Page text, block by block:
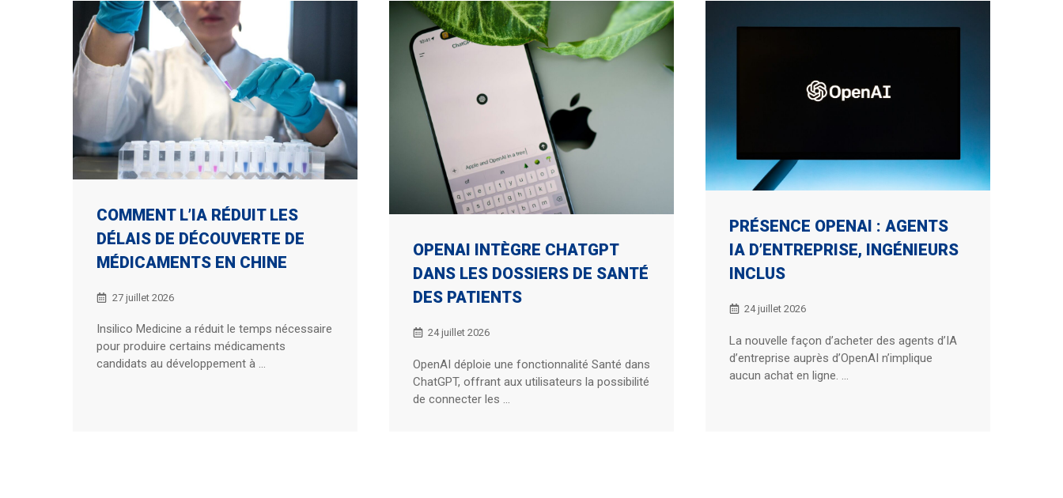
COMMENT L’IA RÉDUIT LES
DÉLAIS DE DÉCOUVERTE DE
MÉDICAMENTS EN CHINE
27 juillet 2026
Insilico Medicine a réduit le temps nécessaire
pour produire certains médicaments
candidats au développement à ...
OPENAI INTÈGRE CHATGPT
DANS LES DOSSIERS DE SANTÉ
DES PATIENTS
24 juillet 2026
OpenAI déploie une fonctionnalité Santé dans
ChatGPT, offrant aux utilisateurs la possibilité
de connecter les ...
PRÉSENCE OPENAI : AGENTS
IA D’ENTREPRISE, INGÉNIEURS
INCLUS
24 juillet 2026
La nouvelle façon d’acheter des agents d’IA
d’entreprise auprès d’OpenAI n’implique
aucun achat en ligne. ...